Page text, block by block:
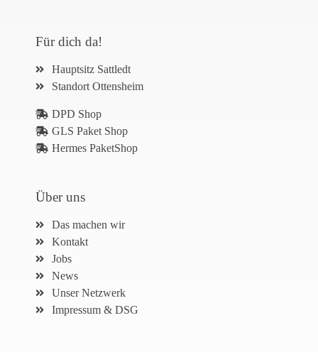
Für dich da!
Hauptsitz Sattledt
Standort Ottensheim
DPD Shop
GLS Paket Shop
Hermes PaketShop
Über uns
Das machen wir
Kontakt
Jobs
News
Unser Netzwerk
Impressum & DSG